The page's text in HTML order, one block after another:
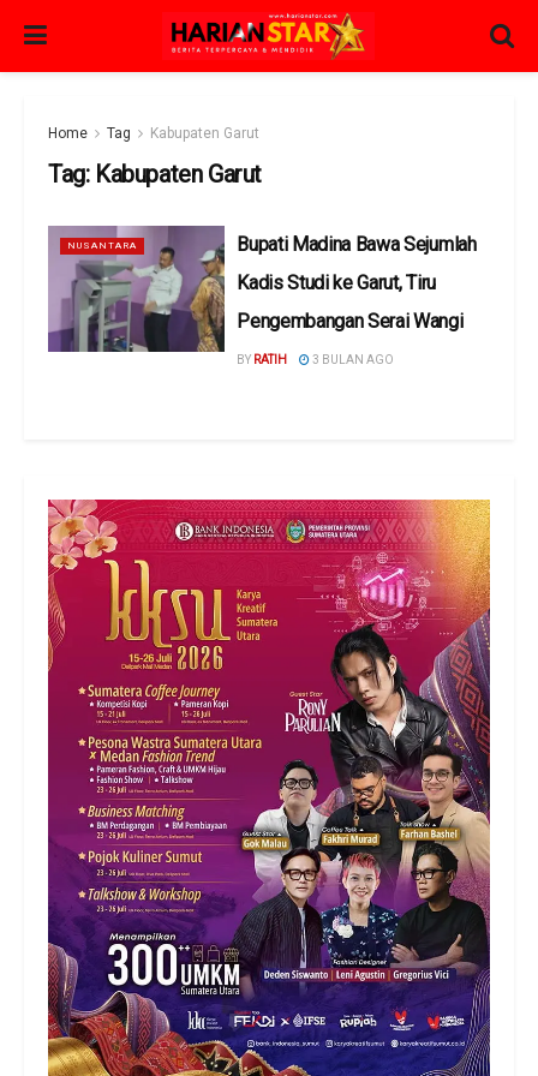
Home Tag Kabupaten Garut
Tag: Kabupaten Garut
NUSANTARA
Bupati Madina Bawa Sejumlah
Kadis Studi ke Garut, Tiru
Pengembangan Serai Wangi
BY RATIH 3 BULAN AGO